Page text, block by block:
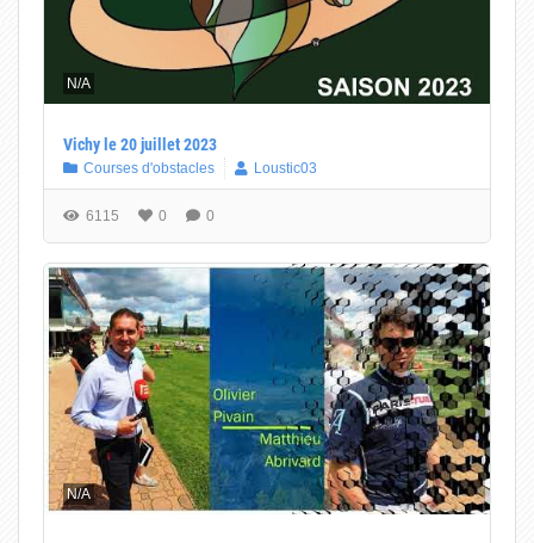
N/A
Vichy le 20 juillet 2023
Courses d'obstacles Loustic03
6115 0 0
N/A